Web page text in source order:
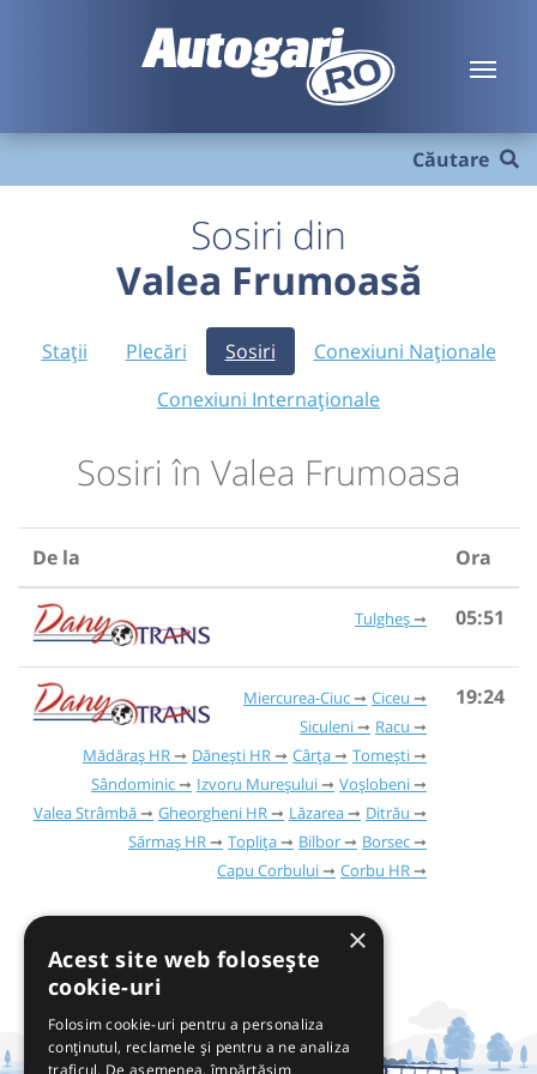
Căutare
Sosiri din
Valea Frumoasă
Stații Plecări Sosiri
Conexiuni Naționale
Conexiuni Internaționale
Sosiri în Valea Frumoasa
De la Ora
Tulgheș 05:51
Miercurea-Ciuc
Ciceu
Siculeni
Racu
Mădăraș HR
Dănești HR Cârța
Tomești
Sândominic
Izvoru Mureșului
Voșlobeni
Valea Strâmbă
Gheorgheni HR Lăzarea
Ditrău
Sărmaș HR
Toplița Bilbor
Borsec
Capu Corbului
Corbu HR
19:24
×
Acest site web folosește
cookie-uri
Folosim cookie-uri pentru a personaliza
conținutul, reclamele și pentru a ne analiza
traficul. De asemenea, împărtășim